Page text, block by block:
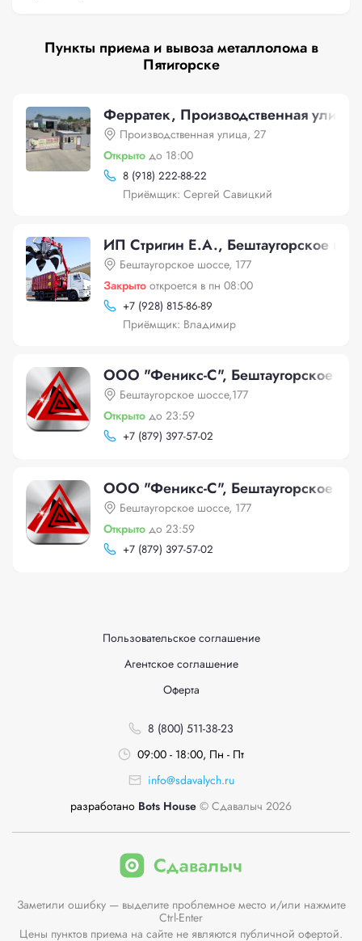
Пункты приема и вывоза металлолома в
Пятигорске
Ферратек, Производственная улица,
Производственная улица, 27
Открыто до 18:00
8 (918) 222-88-22
Приёмщик: Сергей Савицкий
ИП Стригин Е.А., Бештаугорское
Бештаугорское шоссе, 177
Закрыто откроется в пн 08:00
+7 (928) 815-86-89
Приёмщик: Владимир
ООО "Феникс-С", Бештаугорское
Бештаугорское шоссе,177
Открыто до 23:59
+7 (879) 397-57-02
ООО "Феникс-С", Бештаугорское
Бештаугорское шоссе, 177
Открыто до 23:59
+7 (879) 397-57-02
Пользовательское соглашение
Агентское соглашение
Оферта
8 (800) 511-38-23
09:00 - 18:00, Пн - Пт
info@sdavalych.ru
разработано Bots House © Сдавалыч 2026
Заметили ошибку — выделите проблемное место и/или нажмите
Ctrl-Enter
Цены пунктов приема на сайте не являются публичной офертой.